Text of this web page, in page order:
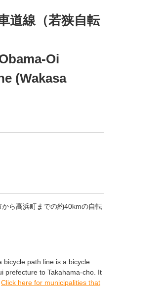
道線（若狭自転
Oi
(Wakasa
ら高浜町までの約40kmの自転
bicycle path line is a bicycle
prefecture to Takahama-cho. It
Click here for municipalities that